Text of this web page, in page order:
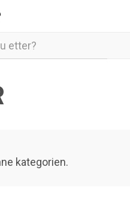
kategorien.